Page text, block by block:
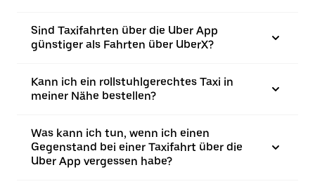
Sind Taxifahrten über die Uber App
günstiger als Fahrten über UberX?
Kann ich ein rollstuhlgerechtes Taxi in
meiner Nähe bestellen?
Was kann ich tun, wenn ich einen
Gegenstand bei einer Taxifahrt über die
Uber App vergessen habe?